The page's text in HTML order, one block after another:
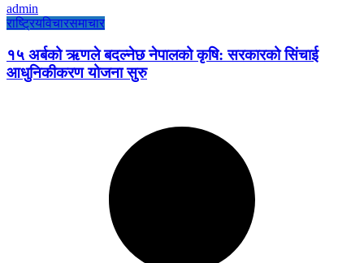
admin
राष्ट्रियविचारसमाचार
१५ अर्बको ऋणले बदल्नेछ नेपालको कृषि: सरकारको सिंचाई
आधुनिकीकरण योजना सुरु